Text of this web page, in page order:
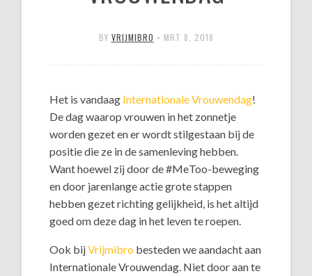
BY VRIJMIBRO • MRT 8, 2018
Het is vandaag Internationale Vrouwendag!
De dag waarop vrouwen in het zonnetje
worden gezet en er wordt stilgestaan bij de
positie die ze in de samenleving hebben.
Want hoewel zij door de #MeToo-beweging
en door jarenlange actie grote stappen
hebben gezet richting gelijkheid, is het altijd
goed om deze dag in het leven te roepen.
Ook bijVrijmibro besteden we aandacht aan
Internationale Vrouwendag. Niet door aan te